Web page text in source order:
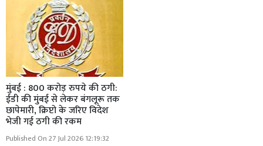
मुंबई : 800 करोड़ रुपये की ठगी:
ईडी की मुंबई से लेकर बंगलूरू तक
छापेमारी, क्रिप्टो के जरिए विदेश
भेजी गई ठगी की रकम
Published On 27 Jul 2026 12:19:32